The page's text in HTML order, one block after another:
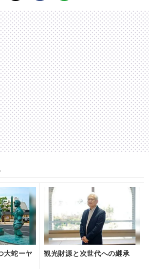
大蛇ーヤ
観光財源と次世代への継承